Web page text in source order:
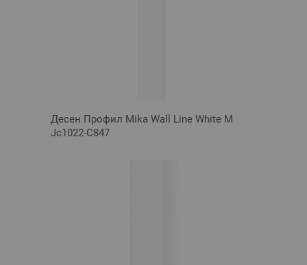
Десен Профил Mika Wall Line White M
Jc1022-C847